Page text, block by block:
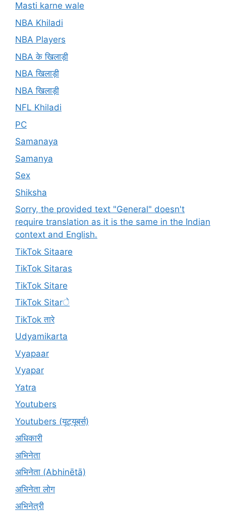
Masti karne wale
NBA Khiladi
NBA Players
NBA के खिलाड़ी
NBA खिलाड़ी
NBA खिलाड़ी
NFL Khiladi
PC
Samanaya
Samanya
Sex
Shiksha
Sorry, the provided text "General" doesn't
require translation as it is the same in the Indian
context and English.
TikTok Sitaare
TikTok Sitaras
TikTok Sitare
TikTok Sitarे
TikTok तारे
Udyamikarta
Vyapaar
Vyapar
Yatra
Youtubers
Youtubers (यूट्यूबर्स)
अधिकारी
अभिनेता
अभिनेता (Abhinētā)
अभिनेता लोग
अभिनेत्री